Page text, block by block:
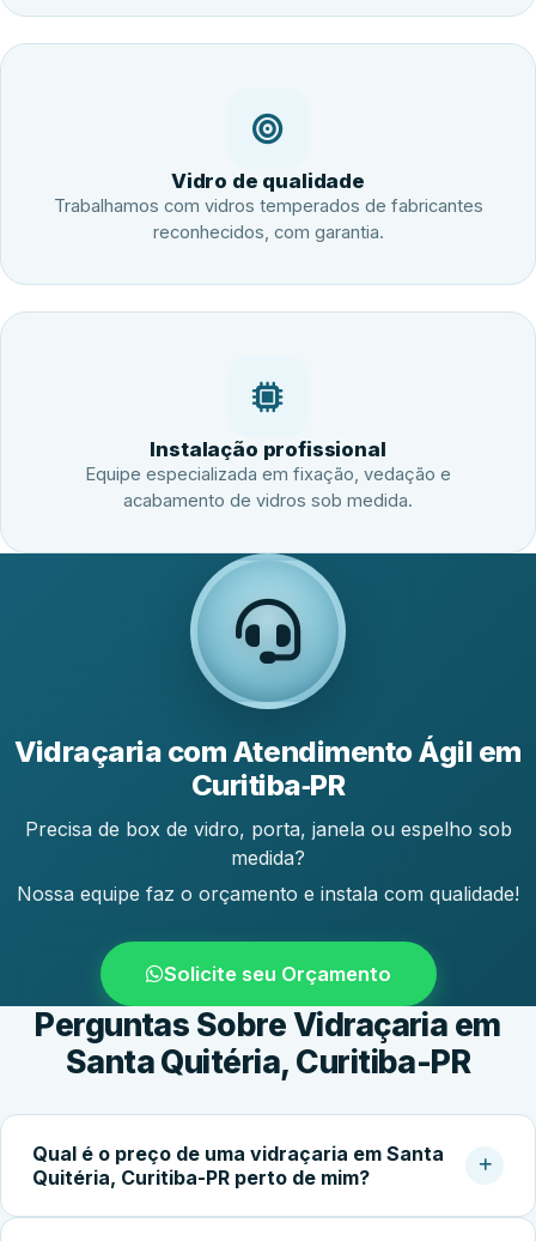
Vidro de qualidade
Trabalhamos com vidros temperados de fabricantes
reconhecidos, com garantia.
Instalação profissional
Equipe especializada em fixação, vedação e
acabamento de vidros sob medida.
Vidraçaria com Atendimento Ágil em
Curitiba‑PR
Precisa de box de vidro, porta, janela ou espelho sob
medida?
Nossa equipe faz o orçamento e instala com qualidade!
Solicite seu Orçamento
Perguntas Sobre Vidraçaria em
Santa Quitéria, Curitiba-PR
Qual é o preço de uma vidraçaria em Santa
Quitéria, Curitiba-PR perto de mim?